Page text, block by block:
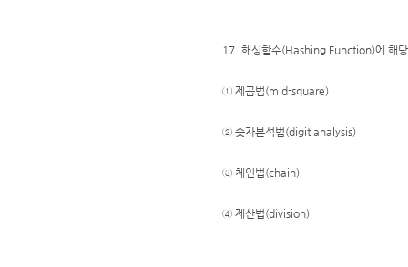
17. 해싱함수(Hashing Function)에 해
① 제곱법(mid-square)
② 숫자분석법(digit analysis)
③ 체인법(chain)
④ 제산법(division)